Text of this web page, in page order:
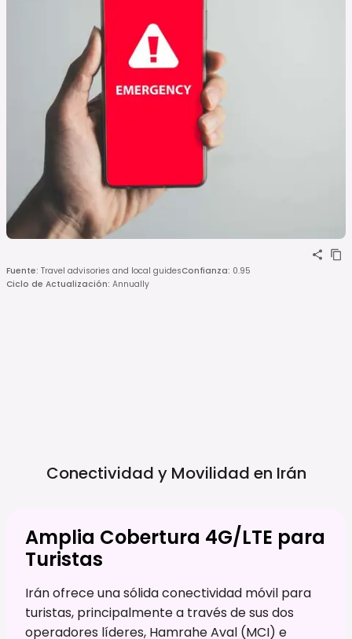
Fuente: Travel advisories and local guidesConfianza: 0.95
Ciclo de Actualización: Annually
Conectividad y Movilidad en Irán
Amplia Cobertura 4G/LTE para
Turistas
Irán ofrece una sólida conectividad móvil para
turistas, principalmente a través de sus dos
operadores líderes, Hamrahe Aval (MCI) e